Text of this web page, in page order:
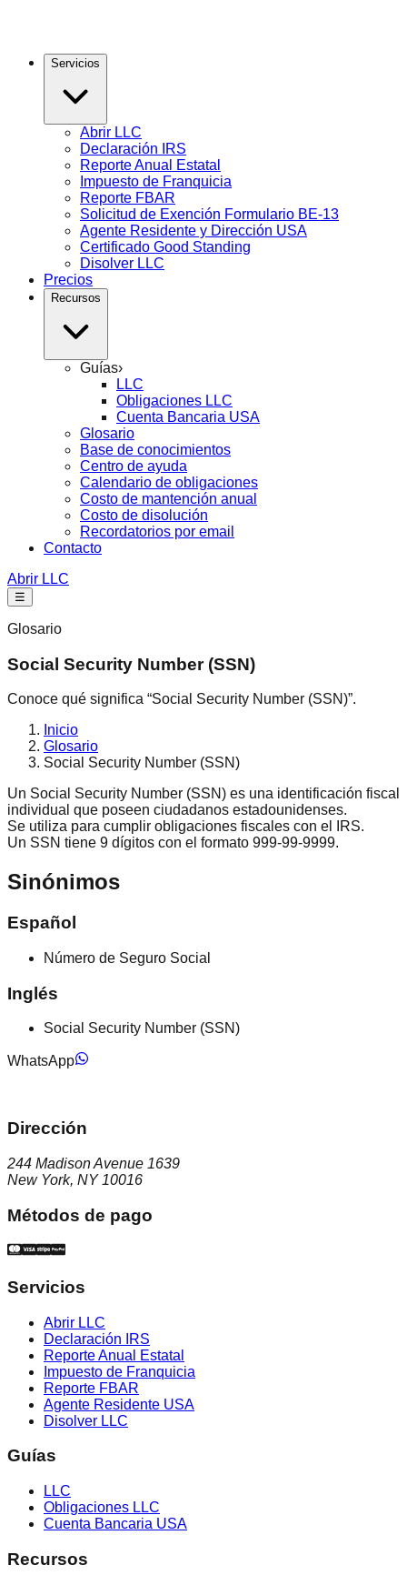
Servicios
Abrir LLC
Declaración IRS
Reporte Anual Estatal
Impuesto de Franquicia
Reporte FBAR
Solicitud de Exención Formulario BE-13
Agente Residente y Dirección USA
Certificado Good Standing
Disolver LLC
Precios
Recursos
Guías›
LLC
Obligaciones LLC
Cuenta Bancaria USA
Glosario
Base de conocimientos
Centro de ayuda
Calendario de obligaciones
Costo de mantención anual
Costo de disolución
Recordatorios por email
Contacto
Abrir LLC
☰
Glosario
Social Security Number (SSN)
Conoce qué significa “Social Security Number (SSN)”.
Inicio
Glosario
Social Security Number (SSN)
Un Social Security Number (SSN) es una identificación fiscal
individual que poseen ciudadanos estadounidenses.
Se utiliza para cumplir obligaciones fiscales con el IRS.
Un SSN tiene 9 dígitos con el formato 999-99-9999.
Sinónimos
Español
Número de Seguro Social
Inglés
Social Security Number (SSN)
WhatsApp
Dirección
244 Madison Avenue 1639
New York, NY 10016
Métodos de pago
Servicios
Abrir LLC
Declaración IRS
Reporte Anual Estatal
Impuesto de Franquicia
Reporte FBAR
Agente Residente USA
Disolver LLC
Guías
LLC
Obligaciones LLC
Cuenta Bancaria USA
Recursos